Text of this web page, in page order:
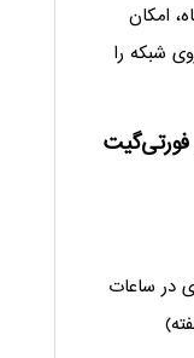
امکان
شبکه را
فورتی‌گیت
در ساعات